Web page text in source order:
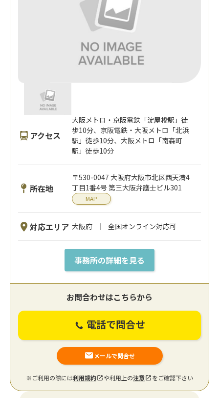
アクセス
大阪メトロ・京阪電鉄「淀屋橋駅」徒
歩10分、京阪電鉄・大阪メトロ「北浜
駅」徒歩10分、大阪メトロ「南森町
駅」徒歩10分
所在地
〒530-0047 大阪府大阪市北区西天満4
丁目1番4号 第三大阪弁護士ビル301
MAP
対応エリア 大阪府 全国オンライン対応可
事務所の詳細を見る
お問合わせはこちらから
電話で問合せ
メールで問合せ
※ご利用の際には利用規約 や利用上の注意 をご確認下さい